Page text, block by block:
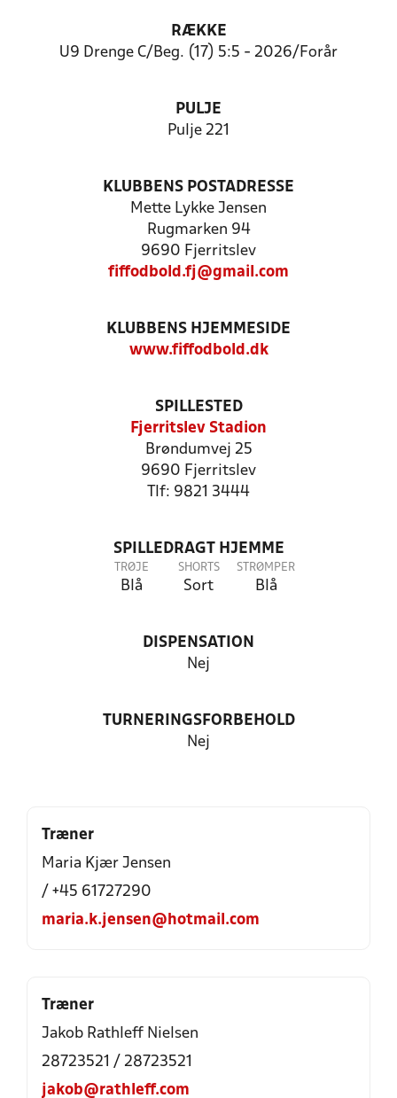
RÆKKE
U9 Drenge C/Beg. (17) 5:5 - 2026/Forår
PULJE
Pulje 221
KLUBBENS POSTADRESSE
Mette Lykke Jensen
Rugmarken 94
9690 Fjerritslev
fiffodbold.fj@gmail.com
KLUBBENS HJEMMESIDE
www.fiffodbold.dk
SPILLESTED
Fjerritslev Stadion
Brøndumvej 25
9690 Fjerritslev
Tlf: 9821 3444
SPILLEDRAGT HJEMME
TRØJE
Blå
SHORTS
Sort
STRØMPER
Blå
DISPENSATION
Nej
TURNERINGSFORBEHOLD
Nej
Træner
Maria Kjær Jensen
/ +45 61727290
maria.k.jensen@hotmail.com
Træner
Jakob Rathleff Nielsen
28723521 / 28723521
jakob@rathleff.com